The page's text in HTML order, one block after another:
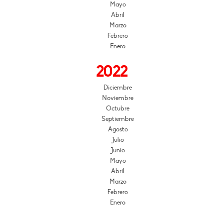
Mayo
Abril
Marzo
Febrero
Enero
2022
Diciembre
Noviembre
Octubre
Septiembre
Agosto
Julio
Junio
Mayo
Abril
Marzo
Febrero
Enero